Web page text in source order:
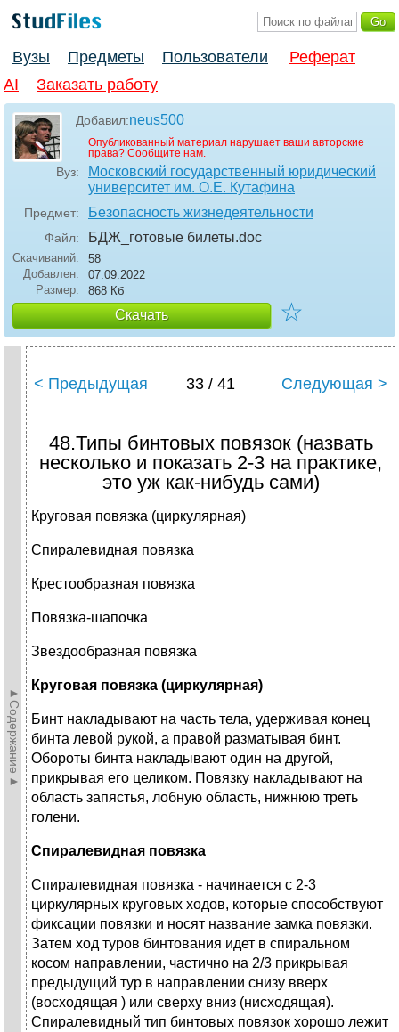
Вузы Предметы Пользователи
Реферат
AI
Заказать работу
Добавил:neus500
Опубликованный материал нарушает ваши авторские
права? Сообщите нам.
Вуз:
Московский государственный юридический
университет им. О.Е. Кутафина
Предмет: Безопасность жизнедеятельности
Файл: БДЖ_готовые билеты.doc
Скачиваний:
58
Добавлен:
07.09.2022
Размер:
868 Кб
Скачать ☆
►Содержание►
< Предыдущая 33 / 41 Следующая >
48.Типы бинтовых повязок (назвать
несколько и показать 2-3 на практике,
это уж как-нибудь сами)
Круговая повязка (циркулярная)
Спиралевидная повязка
Крестообразная повязка
Повязка-шапочка
Звездообразная повязка
Круговая повязка (циркулярная)
Бинт накладывают на часть тела, удерживая конец
бинта левой рукой, а правой разматывая бинт.
Обороты бинта накладывают один на другой,
прикрывая его целиком. Повязку накладывают на
область запястья, лобную область, нижнюю треть
голени.
Спиралевидная повязка
Спиралевидная повязка - начинается с 2-3
циркулярных круговых ходов, которые способствуют
фиксации повязки и носят название замка повязки.
Затем ход туров бинтования идет в спиральном
косом направлении, частично на 2/3 прикрывая
предыдущий тур в направлении снизу вверх
(восходящая ) или сверху вниз (нисходящая).
Спиралевидный тип бинтовых повязок хорошо лежит